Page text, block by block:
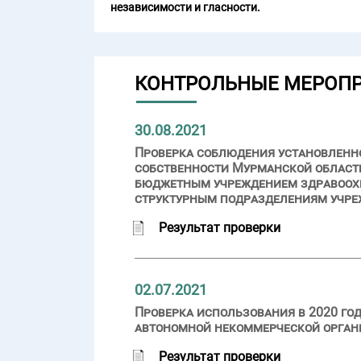
независимости и гласности.
КОНТРОЛЬНЫЕ
30.08.2021
Проверка соблюдения
собственности Мурманской
бюджетным учреждением
структурным подразделениям
Результат проверки
02.07.2021
Проверка использования в 2020
автономной некоммерческой
Результат проверки